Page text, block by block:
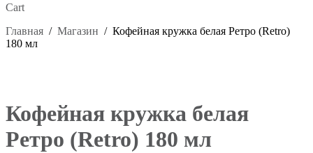
Cart
Главная / Магазин / Кофейная кружка белая Ретро (Retro)
180 мл
Кофейная кружка белая
Ретро (Retro) 180 мл